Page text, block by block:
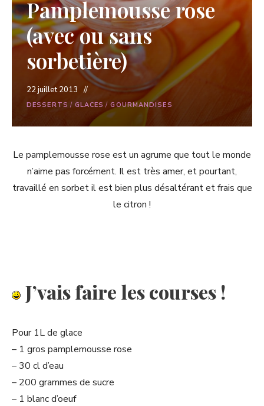
Pamplemousse rose
(avec ou sans
sorbetière)
22 juillet 2013
DESSERTS / GLACES / GOURMANDISES
Le pamplemousse rose est un agrume que tout le monde
n’aime pas forcément. Il est très amer, et pourtant,
travaillé en sorbet il est bien plus désaltérant et frais que
le citron !
J’vais faire les courses !
Pour 1L de glace
– 1 gros pamplemousse rose
– 30 cl d’eau
– 200 grammes de sucre
– 1 blanc d’oeuf